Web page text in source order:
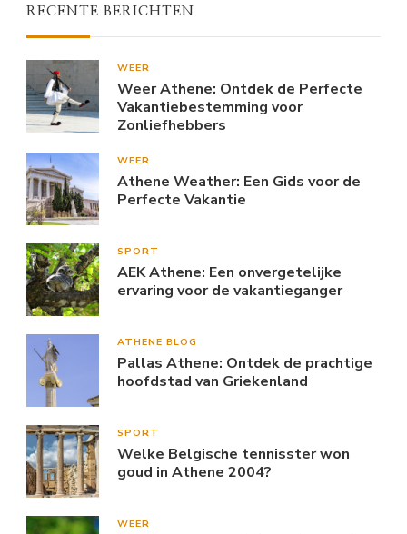
RECENTE BERICHTEN
WEER
Weer Athene: Ontdek de Perfecte
Vakantiebestemming voor
Zonliefhebbers
WEER
Athene Weather: Een Gids voor de
Perfecte Vakantie
SPORT
AEK Athene: Een onvergetelijke
ervaring voor de vakantieganger
ATHENE BLOG
Pallas Athene: Ontdek de prachtige
hoofdstad van Griekenland
SPORT
Welke Belgische tennisster won
goud in Athene 2004?
WEER